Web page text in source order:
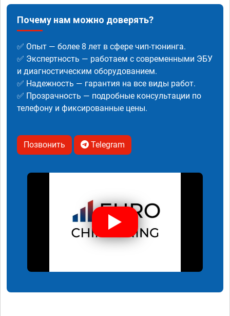
Почему нам можно доверять?
✅ Опыт — более 8 лет в сфере чип-тюнинга.
✅ Экспертность — работаем с современными ЭБУ
и диагностическим оборудованием.
✅ Надежность — гарантия на все виды работ.
✅ Прозрачность — подробные консультации по
телефону и фиксированные цены.
Позвонить Telegram